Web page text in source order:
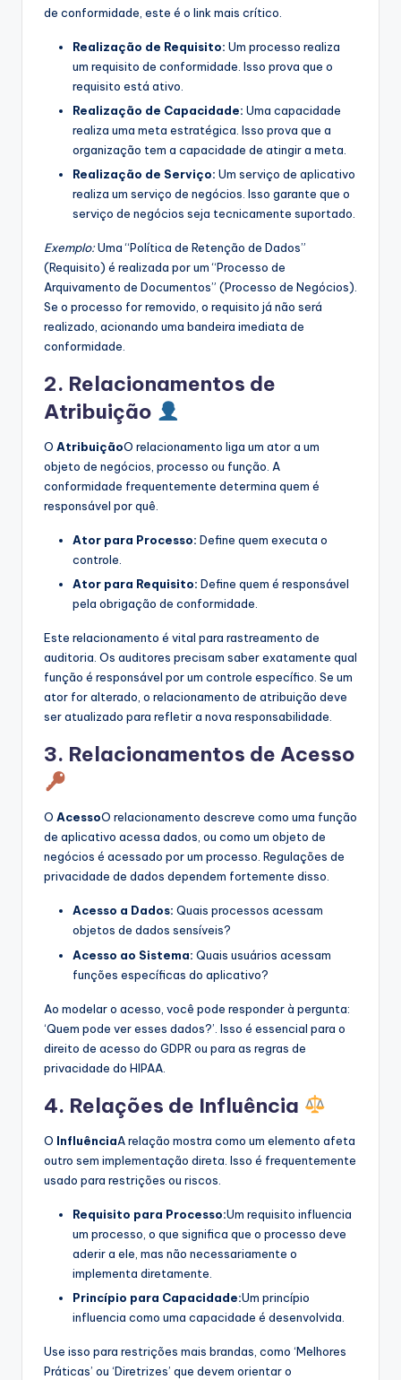
de conformidade, este é o link mais crítico.
Realização de Requisito: Um processo realiza
um requisito de conformidade. Isso prova que o
requisito está ativo.
Realização de Capacidade: Uma capacidade
realiza uma meta estratégica. Isso prova que a
organização tem a capacidade de atingir a meta.
Realização de Serviço: Um serviço de aplicativo
realiza um serviço de negócios. Isso garante que o
serviço de negócios seja tecnicamente suportado.
Exemplo:Uma “Política de Retenção de Dados”
(Requisito) é realizada por um “Processo de
Arquivamento de Documentos” (Processo de Negócios).
Se o processo for removido, o requisito já não será
realizado, acionando uma bandeira imediata de
conformidade.
2. Relacionamentos de
Atribuição
O AtribuiçãoO relacionamento liga um ator a um
objeto de negócios, processo ou função. A
conformidade frequentemente determina quem é
responsável por quê.
Ator para Processo: Define quem executa o
controle.
Ator para Requisito: Define quem é responsável
pela obrigação de conformidade.
Este relacionamento é vital para rastreamento de
auditoria. Os auditores precisam saber exatamente qual
função é responsável por um controle específico. Se um
ator for alterado, o relacionamento de atribuição deve
ser atualizado para refletir a nova responsabilidade.
3. Relacionamentos de Acesso
O AcessoO relacionamento descreve como uma função
de aplicativo acessa dados, ou como um objeto de
negócios é acessado por um processo. Regulações de
privacidade de dados dependem fortemente disso.
Acesso a Dados: Quais processos acessam
objetos de dados sensíveis?
Acesso ao Sistema: Quais usuários acessam
funções específicas do aplicativo?
Ao modelar o acesso, você pode responder à pergunta:
‘Quem pode ver esses dados?’. Isso é essencial para o
direito de acesso do GDPR ou para as regras de
privacidade do HIPAA.
4. Relações de Influência
O InfluênciaA relação mostra como um elemento afeta
outro sem implementação direta. Isso é frequentemente
usado para restrições ou riscos.
Requisito para Processo:Um requisito influencia
um processo, o que significa que o processo deve
aderir a ele, mas não necessariamente o
implementa diretamente.
Princípio para Capacidade:Um princípio
influencia como uma capacidade é desenvolvida.
Use isso para restrições mais brandas, como ‘Melhores
Práticas’ ou ‘Diretrizes’ que devem orientar o